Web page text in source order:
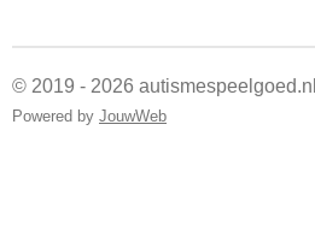
© 2019 - 2026 autismespeelgoed.nl
Powered by JouwWeb